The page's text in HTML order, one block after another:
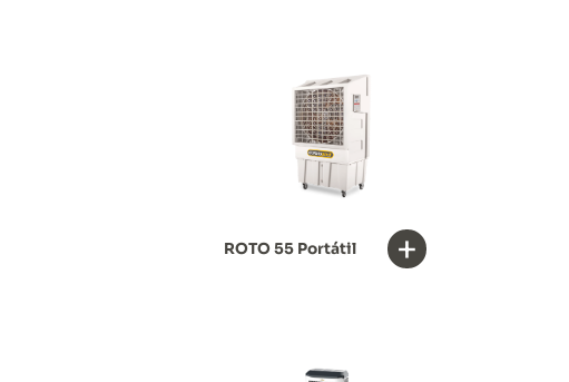
ROTO 55 Portátil +